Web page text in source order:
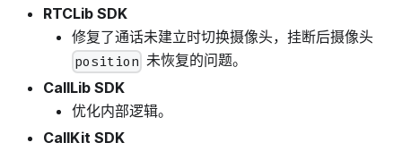
RTCLib SDK
修复了通话未建立时切换摄像头，挂断后摄像头
position 未恢复的问题。
CallLib SDK
优化内部逻辑。
CallKit SDK